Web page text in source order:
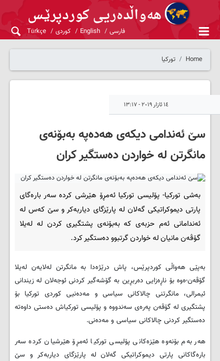
فارسی English کوردی Türkçe
Home تورکیا
١٤ ئازار ٢٠١٩ - ١٣:١٧
سێ ئەندامی دیکەی هەدەپە بەبۆنەی
مانگرتن لە خواردن دەستگیر کران
بەشی تورکیا- پۆلیسی تورکیا ئەمڕۆ هێرشی کردە سەر بارەگای
پارتی دیموکراتیکی گەلان لە پارێزگای دیاربەکر و سێ کەس لە
ئەندامانی ئەم حزبەی کە بەبۆنەی پشتگیری کردن لە لەیلا
گۆڤەن مانیان لە خواردن گرتبوو دەستگیر کرد.
بەپێی هەواڵی کوردپرێس، پاش درێژەدا بە مانگرتن لەلایەن لەیلا
گۆڤەن-ەوە بۆ ناڕەزایی دەربڕین بە گۆشەگیر کردنی ئوجەلان لە زیندانی
ئیمرالی، مانگرتنی چالاکانی سیاسی و مەدەنیی کوردی تورکیا بۆ
پشتگیری لە گۆڤەن پەرەی سەندووە و پۆلیسی تورکیاش دەستی داوەتە
دەستگیر کردنی چالاکانی سیاسی و مەدەنی.
هەر بەم بۆنەوە هێزەکانی پۆلیسی تورکیا ئەمڕۆ هێرشیان کردە سەر
بارەگاکانی پارتی دیموکراتیکی گەلان لە پارێزگای دیاربەکر و سێ